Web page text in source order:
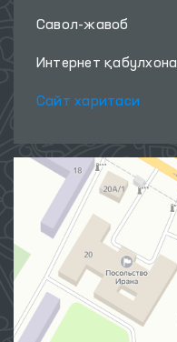
Савол-жавоб
Интернет қабулхона
Сайт харитаси